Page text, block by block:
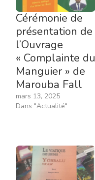
Cérémonie de
présentation de
l’Ouvrage
« Complainte du
Manguier » de
Marouba Fall
mars 13, 2025
Dans "Actualité"